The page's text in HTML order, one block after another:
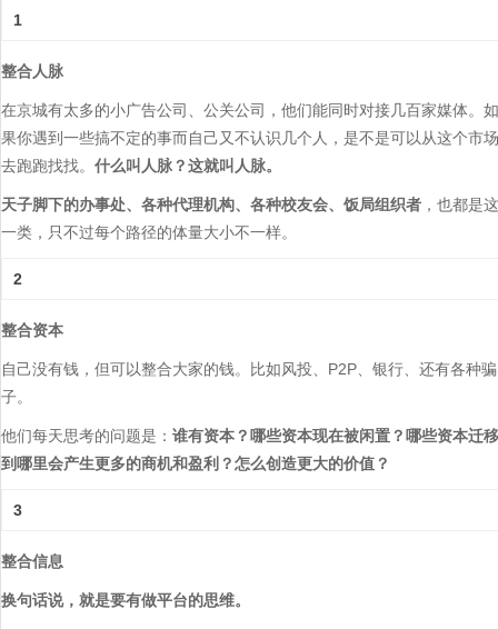
1
整合人脉
在京城有太多的小广告公司、公关公司，他们能同时对接几百家媒体。如
果你遇到一些搞不定的事而自己又不认识几个人，是不是可以从这个市场
去跑跑找找。 什么叫人脉？这就叫人脉。
天子脚下的办事处、各种代理机构、各种校友会、饭局组织者 ，也都是这
一类，只不过每个路径的体量大小不一样。
2
整合资本
自己没有钱，但可以整合大家的钱。比如风投、P2P、银行、还有各种骗
子。
他们每天思考的问题是： 谁有资本？哪些资本现在被闲置？哪些资本迁移
到哪里会产生更多的商机和盈利？怎么创造更大的价值？
3
整合信息
换句话说，就是要有做平台的思维。